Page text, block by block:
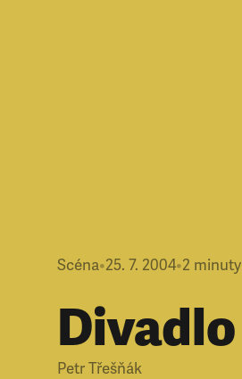
Scéna•25. 7. 2004•2 minuty
Divadlo
Petr Třešňák